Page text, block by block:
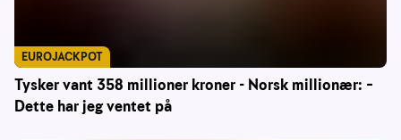
Tysker vant 358 millioner kroner - Norsk millionær: –
Dette har jeg ventet på
EUROJACKPOT